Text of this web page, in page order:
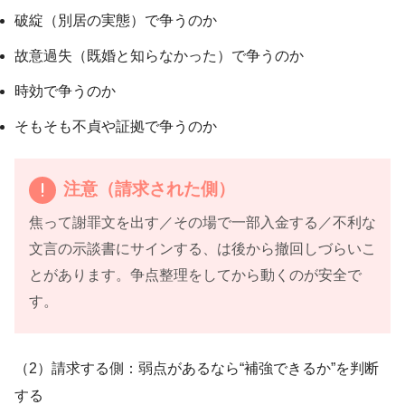
破綻（別居の実態）で争うのか
故意過失（既婚と知らなかった）で争うのか
時効で争うのか
そもそも不貞や証拠で争うのか
注意（請求された側）
焦って謝罪文を出す／その場で一部入金する／不利な
文言の示談書にサインする、は後から撤回しづらいこ
とがあります。争点整理をしてから動くのが安全で
す。
（2）請求する側：弱点があるなら“補強できるか”を判断
する